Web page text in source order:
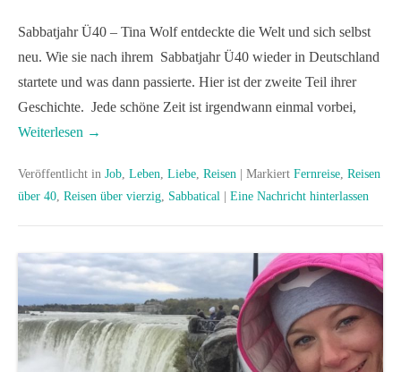
Sabbatjahr Ü40 – Tina Wolf entdeckte die Welt und sich selbst
neu. Wie sie nach ihrem Sabbatjahr Ü40 wieder in Deutschland
startete und was dann passierte. Hier ist der zweite Teil ihrer
Geschichte. Jede schöne Zeit ist irgendwann einmal vorbei,
Weiterlesen →
Veröffentlicht in Job, Leben, Liebe, Reisen Markiert Fernreise, Reisen
über 40, Reisen über vierzig, Sabbatical Eine Nachricht hinterlassen